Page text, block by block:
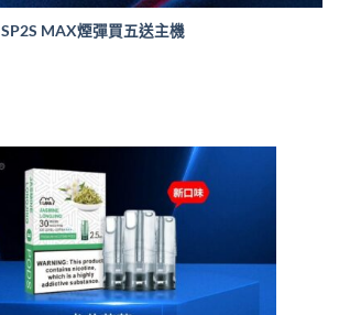
SP2S MAX煙彈買五送主機